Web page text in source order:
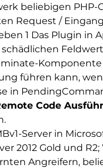
beliebigen
Request /
1 Das Plugin in
Komponente
führen kann,
in
Code
Server in
2012 Gold und
Angreifern,